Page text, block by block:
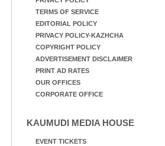
TERMS OF SERVICE
EDITORIAL POLICY
PRIVACY POLICY-KAZHCHA
COPYRIGHT POLICY
ADVERTISEMENT DISCLAIMER
PRINT AD RATES
OUR OFFICES
CORPORATE OFFICE
KAUMUDI MEDIA HOUSE
EVENT TICKETS